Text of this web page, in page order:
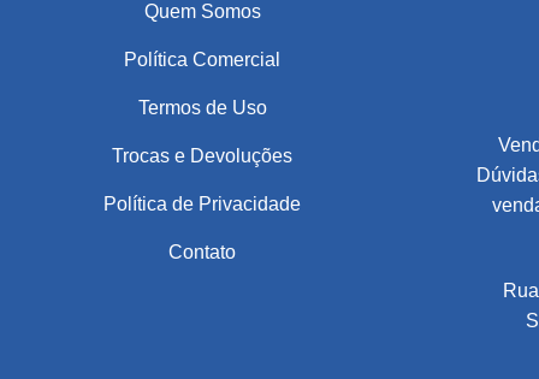
Quem Somos
Política Comercial
Termos de Uso
Trocas e Devoluções
Política de Privacidade
Contato